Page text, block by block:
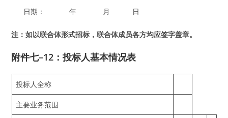
日期： 年 月 日
注：如以联合体形式招标，联合体成员各方均应签字盖章。
附件七–12：投标人基本情况表
投标人全称
主要业务范围